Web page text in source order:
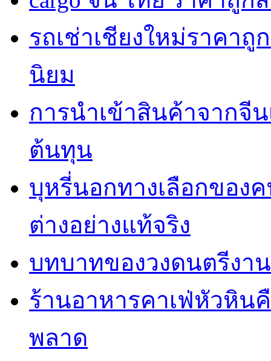
รถเช่าเชียงใหม่ราคา
นิยม
การนำเข้าสินค้าจากจี
ต้นทุน
บุหรี่นอกทางเลือกของ
ต่างอย่างแท้จริง
บทบาทของวงดนตรีงา
ร้านอาหารคาเฟ่หัวหิน
พลาด